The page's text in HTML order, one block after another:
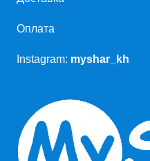
Оплата
Instagram: myshar_kh